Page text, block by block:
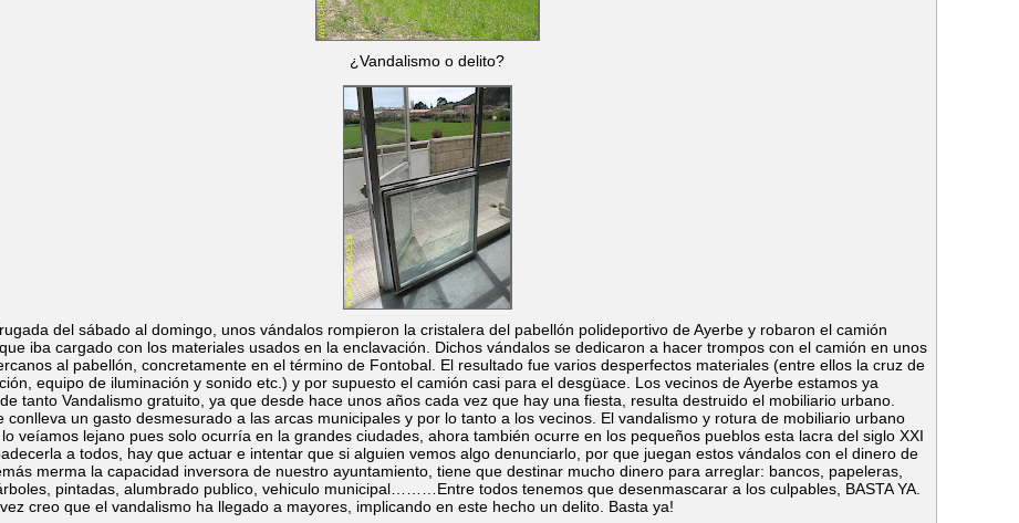
¿Vandalismo o delito?
del sábado al domingo, unos vándalos rompieron la cristalera del pabellón polideportivo de Ayerbe y robaron el camión
iba cargado con los materiales usados en la enclavación. Dichos vándalos se dedicaron a hacer trompos con el camión en unos
al pabellón, concretamente en el término de Fontobal. El resultado fue varios desperfectos materiales (entre ellos la cruz de
equipo de iluminación y sonido etc.) y por supuesto el camión casi para el desgüace. Los vecinos de Ayerbe estamos ya
tanto Vandalismo gratuito, ya que desde hace unos años cada vez que hay una fiesta, resulta destruido el mobiliario urbano.
conlleva un gasto desmesurado a las arcas municipales y por lo tanto a los vecinos. El vandalismo y rotura de mobiliario urbano
veíamos lejano pues solo ocurría en la grandes ciudades, ahora también ocurre en los pequeños pueblos esta lacra del siglo XXI
a todos, hay que actuar e intentar que si alguien vemos algo denunciarlo, por que juegan estos vándalos con el dinero de
merma la capacidad inversora de nuestro ayuntamiento, tiene que destinar mucho dinero para arreglar: bancos, papeleras,
pintadas, alumbrado publico, vehiculo municipal………Entre todos tenemos que desenmascarar a los culpables, BASTA YA.
creo que el vandalismo ha llegado a mayores, implicando en este hecho un delito. Basta ya!